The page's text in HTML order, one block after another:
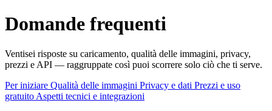
Domande frequenti
Ventisei risposte su caricamento, qualità delle immagini, privacy,
prezzi e API — raggruppate così puoi scorrere solo ciò che ti serve.
Per iniziare Qualità delle immagini Privacy e dati Prezzi e uso
gratuito Aspetti tecnici e integrazioni